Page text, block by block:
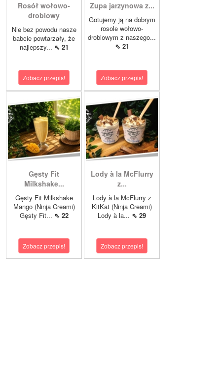
Rosół wołowo-
drobiowy
Nie bez powodu nasze
babcie powtarzały, że
najlepszy... ⇖ 21
Zobacz przepis!
Zupa jarzynowa z...
Gotujemy ją na dobrym
rosole wołowo-
drobiowym z naszego...
⇖ 21
Zobacz przepis!
Gęsty Fit
Milkshake...
Gęsty Fit Milkshake
Mango (Ninja Creami)
Gęsty Fit... ⇖ 22
Zobacz przepis!
Lody à la McFlurry
z...
Lody à la McFlurry z
KitKat (Ninja Creami)
Lody à la... ⇖ 29
Zobacz przepis!